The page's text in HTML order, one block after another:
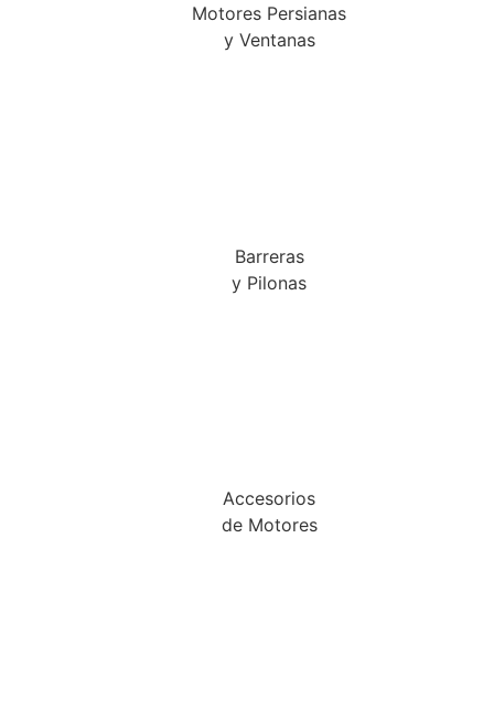
Motores Persianas
y Ventanas
Barreras
y Pilonas
Accesorios
de Motores